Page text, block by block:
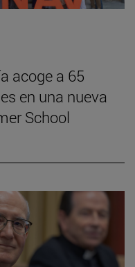
acoge a 65
en una nueva
School